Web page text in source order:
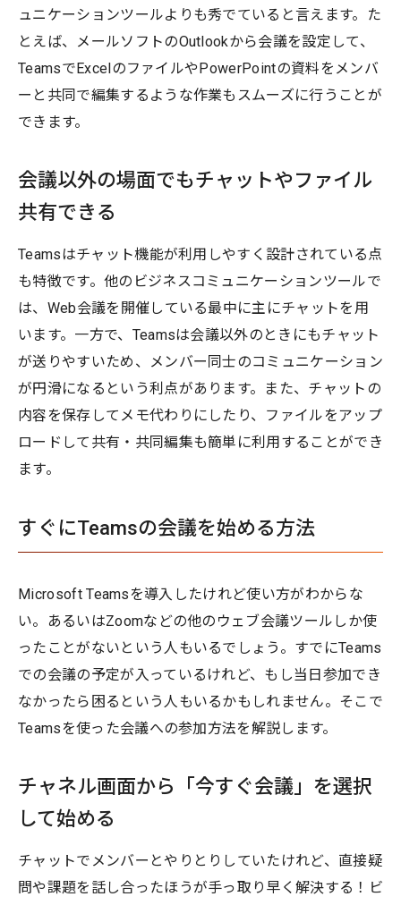
ュニケーションツールよりも秀でていると言えます。た
とえば、メールソフトのOutlookから会議を設定して、
TeamsでExcelのファイルやPowerPointの資料をメンバ
ーと共同で編集するような作業もスムーズに行うことが
できます。
会議以外の場面でもチャットやファイル
共有できる
Teamsはチャット機能が利用しやすく設計されている点
も特徴です。他のビジネスコミュニケーションツールで
は、Web会議を開催している最中に主にチャットを用
います。一方で、Teamsは会議以外のときにもチャット
が送りやすいため、メンバー同士のコミュニケーション
が円滑になるという利点があります。また、チャットの
内容を保存してメモ代わりにしたり、ファイルをアップ
ロードして共有・共同編集も簡単に利用することができ
ます。
すぐにTeamsの会議を始める方法
Microsoft Teamsを導入したけれど使い方がわからな
い。あるいはZoomなどの他のウェブ会議ツールしか使
ったことがないという人もいるでしょう。すでにTeams
での会議の予定が入っているけれど、もし当日参加でき
なかったら困るという人もいるかもしれません。そこで
Teamsを使った会議への参加方法を解説します。
チャネル画面から「今すぐ会議」を選択
して始める
チャットでメンバーとやりとりしていたけれど、直接疑
問や課題を話し合ったほうが手っ取り早く解決する！ビ